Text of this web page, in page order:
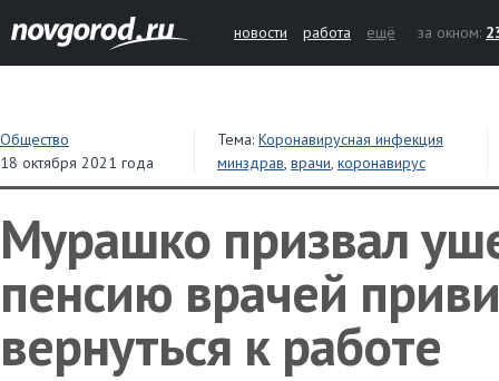
новости работа ещё за окном:
Общество
18 октября 2021 года
Тема: Коронавирусная инфекция
минздрав, врачи, коронавирус
Мурашко призвал
пенсию врачей
вернуться к работе